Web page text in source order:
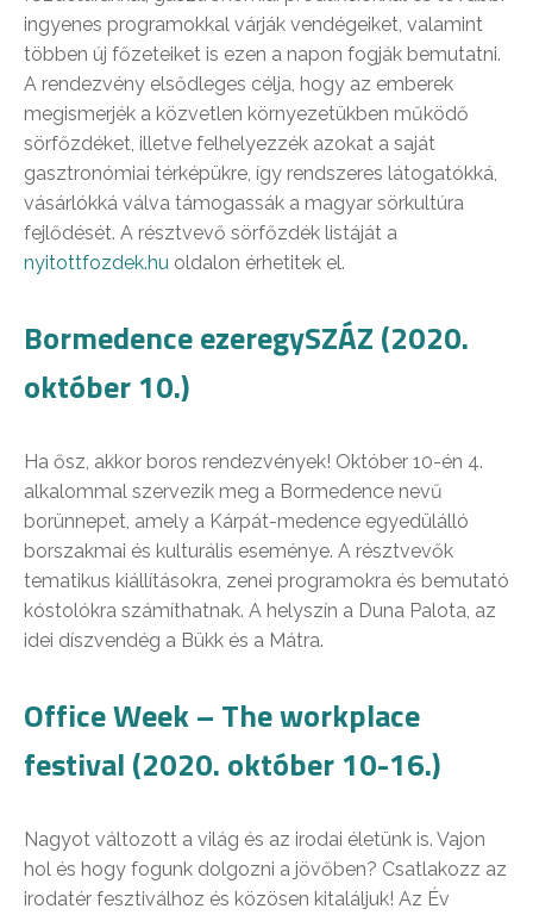
ingyenes programokkal várják vendégeiket, valamint
többen új főzeteiket is ezen a napon fogják bemutatni.
A rendezvény elsődleges célja, hogy az emberek
megismerjék a közvetlen környezetükben működő
sörfőzdéket, illetve felhelyezzék azokat a saját
gasztronómiai térképükre, így rendszeres látogatókká,
vásárlókká válva támogassák a magyar sörkultúra
fejlődését. A résztvevő sörfőzdék listáját a
nyitottfozdek.hu oldalon érhetitek el.
Bormedence ezeregySZÁZ (2020.
október 10.)
Ha ősz, akkor boros rendezvények! Október 10-én 4.
alkalommal szervezik meg a Bormedence nevű
borünnepet, amely a Kárpát-medence egyedülálló
borszakmai és kulturális eseménye. A résztvevők
tematikus kiállításokra, zenei programokra és bemutató
kóstolókra számíthatnak. A helyszín a Duna Palota, az
idei díszvendég a Bükk és a Mátra.
Office Week – The workplace
festival (2020. október 10-16.)
Nagyot változott a világ és az irodai életünk is. Vajon
hol és hogy fogunk dolgozni a jövőben? Csatlakozz az
irodatér fesztiválhoz és közösen kitaláljuk! Az Év